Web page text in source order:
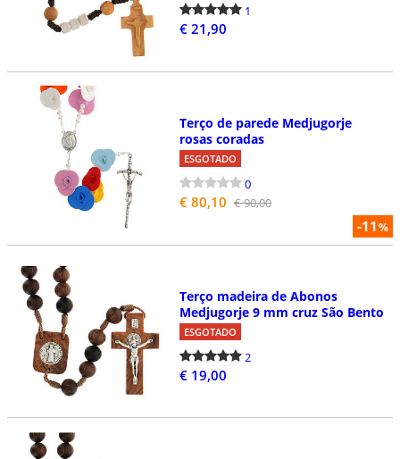
1
€ 21,90
-11%
Terço de parede Medjugorje
rosas coradas
ESGOTADO
0
€ 80,10 € 90,00
Terço madeira de Abonos
Medjugorje 9 mm cruz São Bento
ESGOTADO
2
€ 19,00